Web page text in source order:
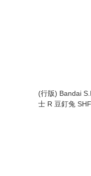
(行版) Bandai
士 R 豆釘兔